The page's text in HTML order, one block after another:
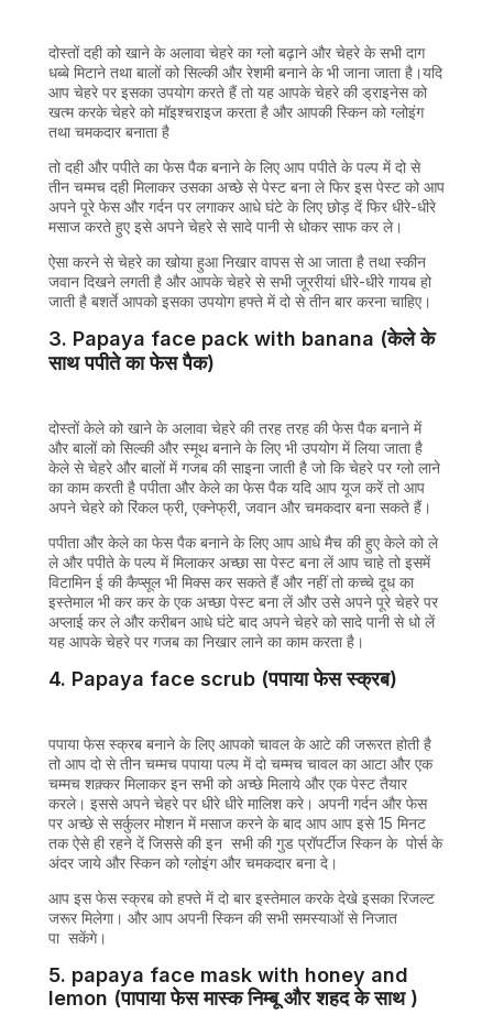
दोस्तों दही को खाने के अलावा चेहरे का ग्लो बढ़ाने और चेहरे के सभी दाग
धब्बे मिटाने तथा बालों को सिल्की और रेशमी बनाने के भी जाना जाता है।यदि
आप चेहरे पर इसका उपयोग करते हैं तो यह आपके चेहरे की ड्राइनेस को
खत्म करके चेहरे को मॉइश्चराइज करता है और आपकी स्किन को ग्लोइंग
तथा चमकदार बनाता है
तो दही और पपीते का फेस पैक बनाने के लिए आप पपीते के पल्प में दो से
तीन चम्मच दही मिलाकर उसका अच्छे से पेस्ट बना ले फिर इस पेस्ट को आप
अपने पूरे फेस और गर्दन पर लगाकर आधे घंटे के लिए छोड़ दें फिर धीरे-धीरे
मसाज करते हुए इसे अपने चेहरे से सादे पानी से धोकर साफ कर ले।
ऐसा करने से चेहरे का खोया हुआ निखार वापस से आ जाता है तथा स्कीन
जवान दिखने लगती है और आपके चेहरे से सभी जूररीयां धीरे-धीरे गायब हो
जाती है बशर्ते आपको इसका उपयोग हफ्ते में दो से तीन बार करना चाहिए।
3. Papaya face pack with banana (केले के
साथ पपीते का फेस पैक)
दोस्तों केले को खाने के अलावा चेहरे की तरह तरह की फेस पैक बनाने में
और बालों को सिल्की और स्मूथ बनाने के लिए भी उपयोग में लिया जाता है
केले से चेहरे और बालों में गजब की साइना जाती है जो कि चेहरे पर ग्लो लाने
का काम करती है पपीता और केले का फेस पैक यदि आप यूज करें तो आप
अपने चेहरे को रिंकल फ्री, एक्नेफ्री, जवान और चमकदार बना सकते हैं।
पपीता और केले का फेस पैक बनाने के लिए आप आधे मैच की हुए केले को ले
ले और पपीते के पल्प में मिलाकर अच्छा सा पेस्ट बना लें आप चाहे तो इसमें
विटामिन ई की कैप्सूल भी मिक्स कर सकते हैं और नहीं तो कच्चे दूध का
इस्तेमाल भी कर कर के एक अच्छा पेस्ट बना लें और उसे अपने पूरे चेहरे पर
अप्लाई कर ले और करीबन आधे घंटे बाद अपने चेहरे को सादे पानी से धो लें
यह आपके चेहरे पर गजब का निखार लाने का काम करता है।
4. Papaya face scrub (पपाया फेस स्क्रब)
पपाया फेस स्क्रब बनाने के लिए आपको चावल के आटे की जरूरत होती है
तो आप दो से तीन चम्मच पपाया पल्प में दो चम्मच चावल का आटा और एक
चम्मच शक़्कर मिलाकर इन सभी को अच्छे मिलाये और एक पेस्ट तैयार
करले। इससे अपने चेहरे पर धीरे धीरे मालिश करे। अपनी गर्दन और फेस
पर अच्छे से सर्कुलर मोशन में मसाज करने के बाद आप आप इसे 15 मिनट
तक ऐसे ही रहने दें जिससे की इन सभी की गुड प्रॉपर्टीज स्किन के पोर्स के
अंदर जाये और स्किन को ग्लोइंग और चमकदार बना दे।
आप इस फेस स्क्रब को हफ्ते में दो बार इस्तेमाल करके देखे इसका रिजल्ट
जरूर मिलेगा। और आप अपनी स्किन की सभी समस्याओं से निजात
पा सकेंगे।
5. papaya face mask with honey and
lemon (पापाया फेस मास्क निम्बू और शहद के साथ )